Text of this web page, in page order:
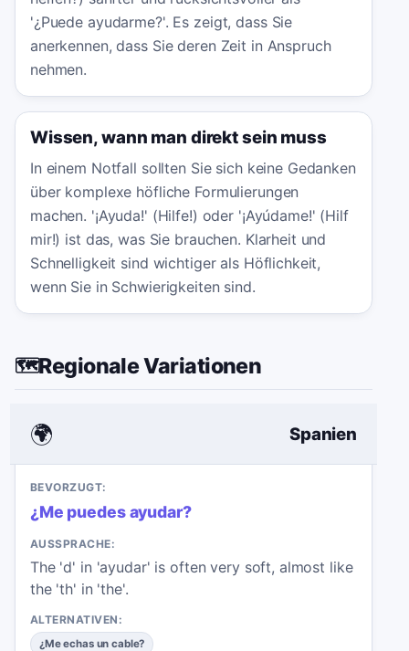
'¿Puede ayudarme?'. Es zeigt, dass Sie
anerkennen, dass Sie deren Zeit in Anspruch
nehmen.
Wissen, wann man direkt sein muss
In einem Notfall sollten Sie sich keine Gedanken
über komplexe höfliche Formulierungen
machen. '¡Ayuda!' (Hilfe!) oder '¡Ayúdame!' (Hilf
mir!) ist das, was Sie brauchen. Klarheit und
Schnelligkeit sind wichtiger als Höflichkeit,
wenn Sie in Schwierigkeiten sind.
🗺️Regionale Variationen
🌍 Spanien
BEVORZUGT:
¿Me puedes ayudar?
AUSSPRACHE:
The 'd' in 'ayudar' is often very soft, almost like
the 'th' in 'the'.
ALTERNATIVEN:
¿Me echas un cable?